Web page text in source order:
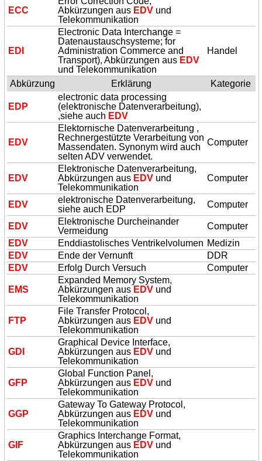
ECC
Abkürzungen aus EDV und
Telekommunikation
EDI
Electronic Data Interchange =
Datenaustauschsysteme; for
Administration Commerce and
Transport), Abkürzungen aus EDV
und Telekommunikation
Handel
Abkürzung Erklärung Kategorie
EDP
electronic data processing
(elektronische Datenverarbeitung),
,siehe auch EDV
EDV
Elektornische Datenverarbeitung ,
Rechnergestützte Verarbeitung von
Massendaten. Synonym wird auch
selten ADV verwendet.
Computer
EDV
Elektronische Datenverarbeitung,
Abkürzungen aus EDV und
Telekommunikation
Computer
EDV
elektronische Datenverarbeitung,
siehe auch EDP
Computer
EDV
Elektronische Durcheinander
Vermeidung
Computer
EDV
Enddiastolisches Ventrikelvolumen Medizin
EDV
Ende der Vernunft
DDR
EDV
Erfolg Durch Versuch Computer
EMS
Expanded Memory System,
Abkürzungen aus EDV und
Telekommunikation
FTP
File Transfer Protocol,
Abkürzungen aus EDV und
Telekommunikation
GDI
Graphical Device Interface,
Abkürzungen aus EDV und
Telekommunikation
GFP
Global Function Panel,
Abkürzungen aus EDV und
Telekommunikation
GGP
Gateway To Gateway Protocol,
Abkürzungen aus EDV und
Telekommunikation
GIF
Graphics Interchange Format,
Abkürzungen aus EDV und
Telekommunikation